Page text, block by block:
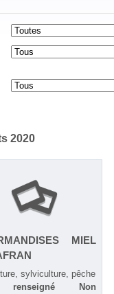
2020
MIEL
sylviculture, pêche
renseigné Non